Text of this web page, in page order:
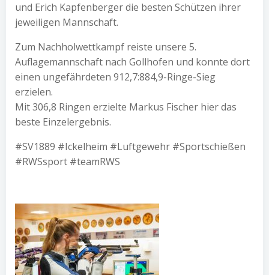
und Erich Kapfenberger die besten Schützen ihrer
jeweiligen Mannschaft.
Zum Nachholwettkampf reiste unsere 5.
Auflagemannschaft nach Gollhofen und konnte dort
einen ungefährdeten 912,7:884,9-Ringe-Sieg
erzielen.
Mit 306,8 Ringen erzielte Markus Fischer hier das
beste Einzelergebnis.
#SV1889 #Ickelheim #Luftgewehr #Sportschießen
#RWSsport #teamRWS